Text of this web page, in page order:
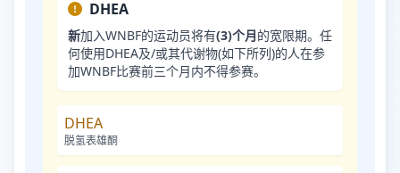
DHEA
新加入WNBF的运动员将有(3)个月的宽限期。任
何使用DHEA及/或其代谢物(如下所列)的人在参
加WNBF比赛前三个月内不得参赛。
DHEA
脱氢表雄酮